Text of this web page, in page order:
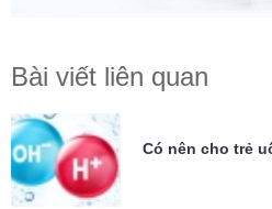
Bài viết liên quan
Có nên cho trẻ